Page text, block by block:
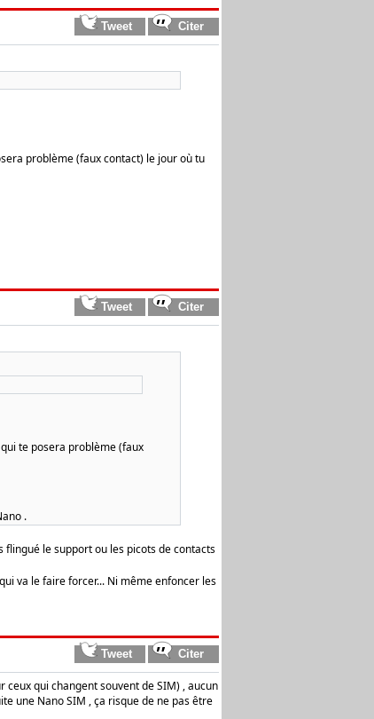
problème (faux contact) le jour où tu
te posera problème (faux
.
le support ou les picots de contacts
va le faire forcer... Ni même enfoncer les
qui changent souvent de SIM) , aucun
une Nano SIM , ça risque de ne pas être